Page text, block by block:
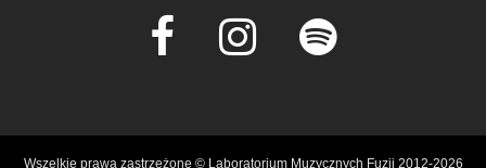
Wszelkie prawa zastrzeżone © Laboratorium Muzycznych Fuzji 2012-2026